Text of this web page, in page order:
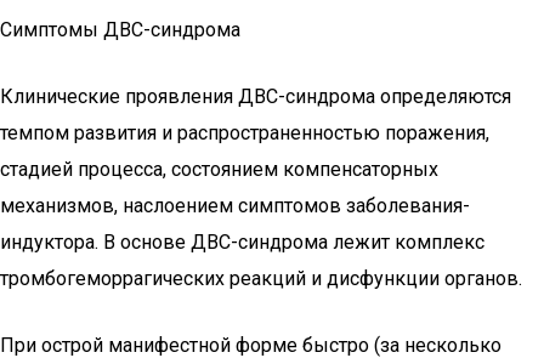
Симптомы ДВС-синдрома
Клинические проявления ДВС-синдрома определяются
темпом развития и распространенностью поражения,
стадией процесса, состоянием компенсаторных
механизмов, наслоением симптомов заболевания-
индуктора. В основе ДВС-синдрома лежит комплекс
тромбогеморрагических реакций и дисфункции органов.
При острой манифестной форме быстро (за несколько